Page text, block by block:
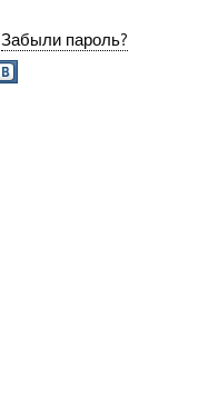
Забыли пароль?